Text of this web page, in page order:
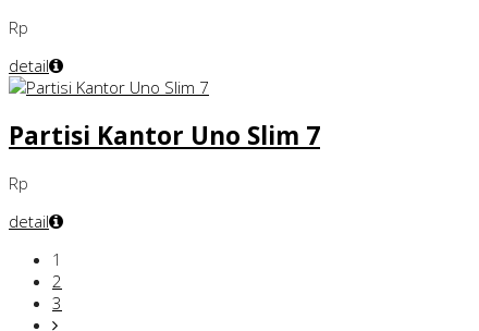
Rp
detail
Partisi Kantor Uno Slim 7
Rp
detail
1
2
3